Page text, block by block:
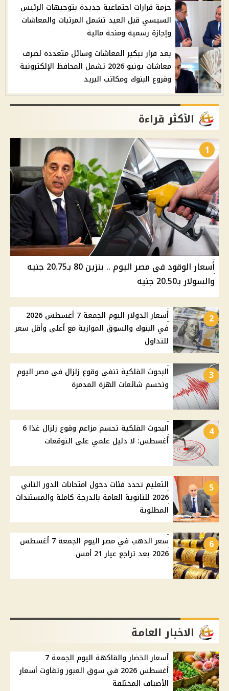
حزمة قرارات اجتماعية جديدة بتوجيهات الرئيس
السيسي قبل العيد تشمل المرتبات والمعاشات
وإجازة رسمية ومنحة مالية
بعد قرار تبكير المعاشات وسائل متعددة لصرف
معاشات يونيو 2026 تشمل المحافظ الإلكترونية
وفروع البنوك ومكاتب البريد
الأكثر قراءة
1
أسعار الوقود في مصر اليوم .. بنزين 80 بـ20.75 جنيه
والسولار بـ20.50 جنيه
2
أسعار الدولار اليوم الجمعة 7 أغسطس 2026
في البنوك والسوق الموازية مع أعلى وأقل سعر
للتداول
3
البحوث الفلكية تنفي وقوع زلزال في مصر اليوم
وتحسم شائعات الهزة المدمرة
4
البحوث الفلكية تحسم مزاعم وقوع زلزال غدًا 6
أغسطس: لا دليل علمي على التوقعات
5
التعليم تحدد فئات دخول امتحانات الدور الثاني
2026 للثانوية العامة بالدرجة كاملة والمستندات
المطلوبة
6
سعر الذهب في مصر اليوم الجمعة 7 أغسطس
2026 بعد تراجع عيار 21 أمس
الاخبار العامة
أسعار الخضار والفاكهة اليوم الجمعة 7
أغسطس 2026 في سوق العبور وتفاوت أسعار
الأصناف المختلفة